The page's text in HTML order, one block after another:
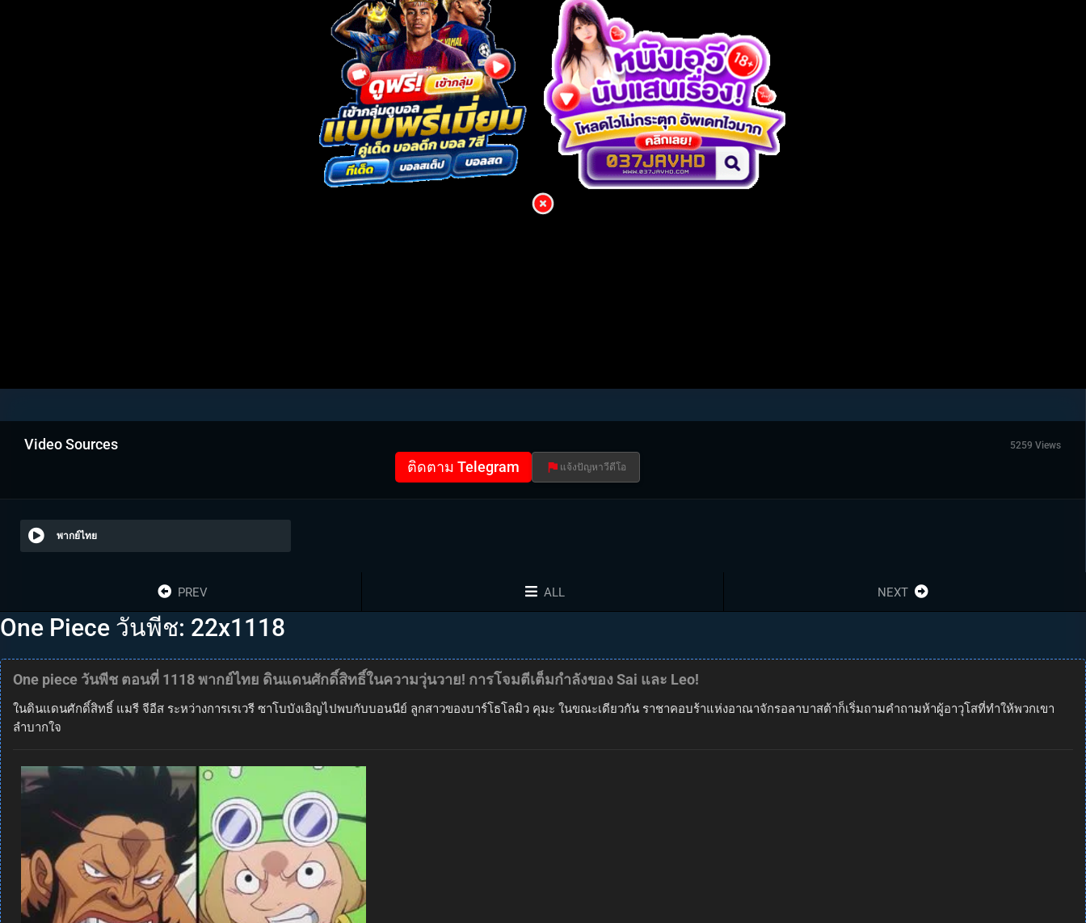
Video Sources 5259 Views
ติดตาม Telegram แจ้งปัญหาวีดีโอ
พากย์ไทย
PREV ALL NEXT
One Piece วันพีช: 22x1118
One piece วันพีช ตอนที่ 1118 พากย์ไทย ดินแดนศักดิ์สิทธิ์ในความวุ่นวาย! การโจมตีเต็มกำลังของ Sai และ Leo!
ในดินแดนศักดิ์สิทธิ์ แมรี จีอีส ระหว่างการเรเวรี ซาโบบังเอิญไปพบกับบอนนีย์ ลูกสาวของบาร์โธโลมิว คุมะ ในขณะเดียวกัน ราชาคอบร้าแห่งอาณาจักรอลาบาสต้าก็เริ่มถามคำถามห้าผู้อาวุโสที่ทำให้พวกเขา
ลำบากใจ